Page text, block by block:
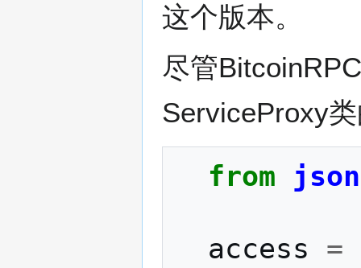
这个版本。
尽管
ServiceProxy
from
access
=